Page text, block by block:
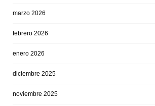
marzo 2026
febrero 2026
enero 2026
diciembre 2025
noviembre 2025